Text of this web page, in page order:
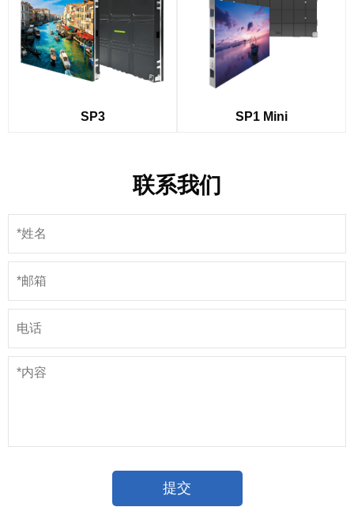
SP3 SP1 Mini
联系我们